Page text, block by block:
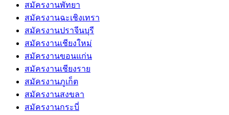
สมัครงานพัทยา
สมัครงานฉะเชิงเทรา
สมัครงานปราจีนบุรี
สมัครงานเชียงใหม่
สมัครงานขอนแก่น
สมัครงานเชียงราย
สมัครงานภูเก็ต
สมัครงานสงขลา
สมัครงานกระบี่